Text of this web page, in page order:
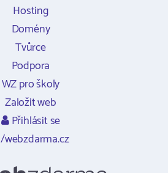
Hosting
Domény
Tvůrce
Podpora
WZ pro školy
Založit web
Přihlásit se
/webzdarma.cz